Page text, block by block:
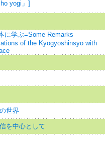
yogi」]
に学ぶ=Some Remarks
of the Kyogyoshinsyo with
世界
を中心として